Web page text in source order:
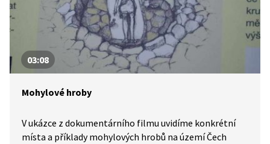
03:08
Mohylové hroby
V ukázce z dokumentárního filmu uvidíme konkrétní
místa a příklady mohylových hrobů na území Čech